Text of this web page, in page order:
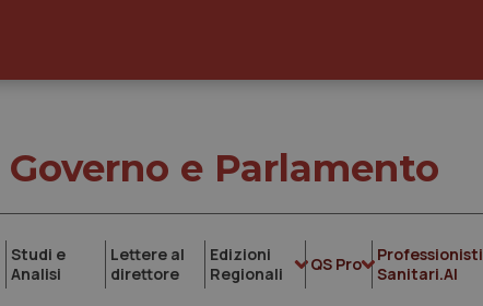
Governo e Parlamento
Studi e
Analisi
Lettere al
direttore
Edizioni
Regionali
QS Pro
Professionisti
Sanitari.AI